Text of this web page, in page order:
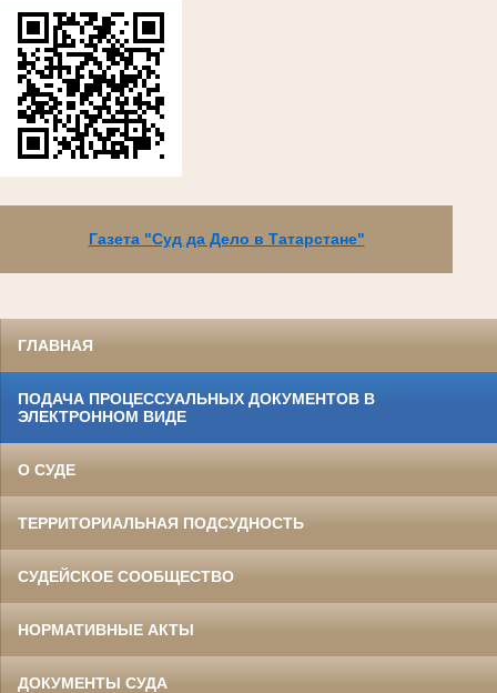
Газета "Суд да Дело в Татарстане"
ГЛАВНАЯ
ПОДАЧА ПРОЦЕССУАЛЬНЫХ ДОКУМЕНТОВ В
ЭЛЕКТРОННОМ ВИДЕ
О СУДЕ
ТЕРРИТОРИАЛЬНАЯ ПОДСУДНОСТЬ
СУДЕЙСКОЕ СООБЩЕСТВО
НОРМАТИВНЫЕ АКТЫ
ДОКУМЕНТЫ СУДА